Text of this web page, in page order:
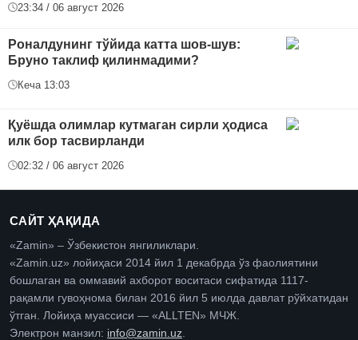
23:34 / 06 август 2026
Роналдунинг тўйида катта шов-шув:
Бруно таклиф қилинмадими?
Кеча 13:03
Қуёшда олимлар кутмаган сирли ҳодиса
илк бор тасвирланди
02:32 / 06 август 2026
САЙТ ҲАҚИДА
«Zamin» – Ўзбекистон янгиликлари.
«Zamin.uz» лойиҳаси 2014 йил 1 декабрда ўз фаолиятини
бошлаган ва оммавий ахборот воситаси сифатида 1117-
рақамли гувоҳнома билан 2016 йил 5 июлда давлат рўйхатидан
ўтган. Лойиҳа муассиси — «ALLTEN» МЧЖ.
Электрон манзил: info@zamin.uz